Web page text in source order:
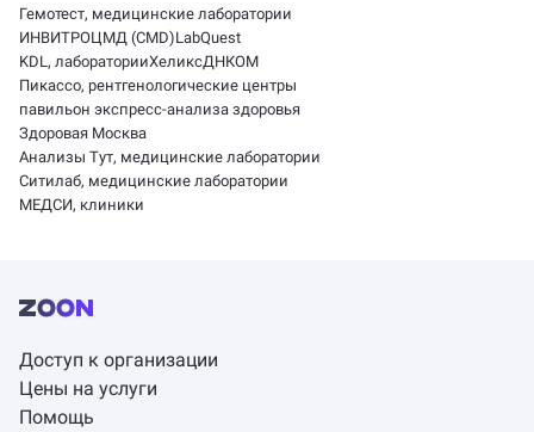
Гемотест, медицинские лаборатории
ИНВИТРОЦМД (CMD)LabQuest
KDL, лабораторииХеликсДНКОМ
Пикассо, рентгенологические центры
павильон экспресс-анализа здоровья
Здоровая Москва
Анализы Тут, медицинские лаборатории
Ситилаб, медицинские лаборатории
МЕДСИ, клиники
Доступ к организации
Цены на услуги
Помощь